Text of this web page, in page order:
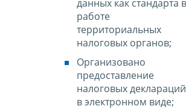
данных как стандарта в
работе
территориальных
налоговых органов;
Организовано
предоставление
налоговых деклараций
в электронном виде;